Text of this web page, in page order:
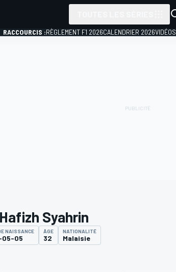
RACCOURCIS :RÈGLEMENT F1 2026CALENDRIER 2026VIDÉOS
Hafizh Syahrin
NAISSANCE
05-05
ÂGE
32
NATIONALITÉ
Malaisie